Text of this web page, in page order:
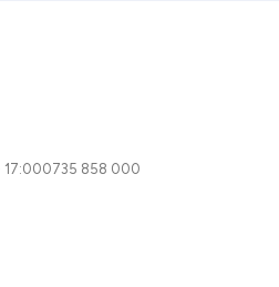
17:000735 858 000